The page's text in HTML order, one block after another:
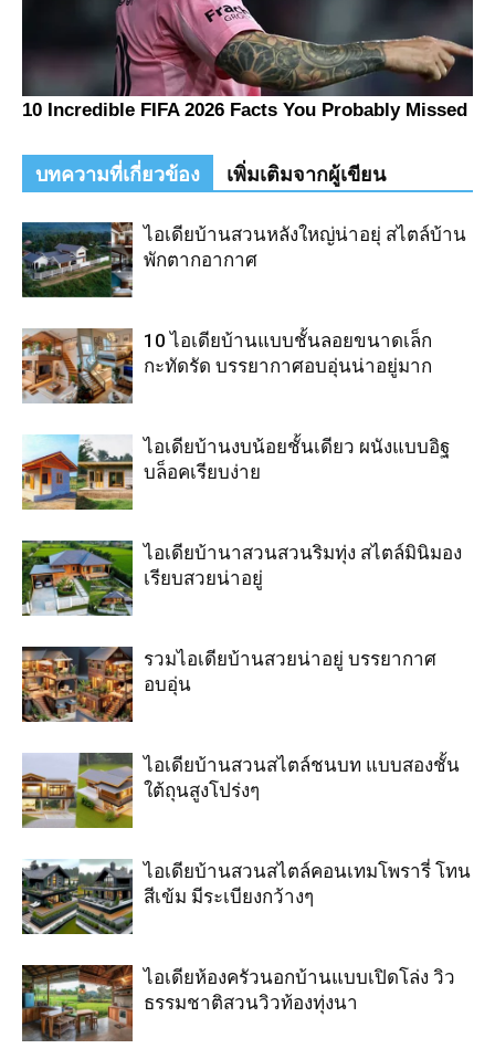
บทความที่เกี่ยวข้อง เพิ่มเติมจากผู้เขียน
ไอเดียบ้านสวนหลังใหญ่น่าอยุ่ สไตล์บ้าน
พักตากอากาศ
10 ไอเดียบ้านแบบชั้นลอยขนาดเล็ก
กะทัดรัด บรรยากาศอบอุ่นน่าอยู่มาก
ไอเดียบ้านงบน้อยชั้นเดียว ผนังแบบอิฐ
บล็อคเรียบง่าย
ไอเดียบ้านาสวนสวนริมทุ่ง สไตล์มินิมอง
เรียบสวยน่าอยู่
รวมไอเดียบ้านสวยน่าอยู่ บรรยากาศ
อบอุ่น
ไอเดียบ้านสวนสไตล์ชนบท แบบสองชั้น
ใต้ถุนสูงโปร่งๆ
ไอเดียบ้านสวนสไตล์คอนเทมโพรารี่ โทน
สีเข้ม มีระเบียงกว้างๆ
ไอเดียห้องครัวนอกบ้านแบบเปิดโล่ง วิว
ธรรมชาติสวนวิวท้องทุ่งนา